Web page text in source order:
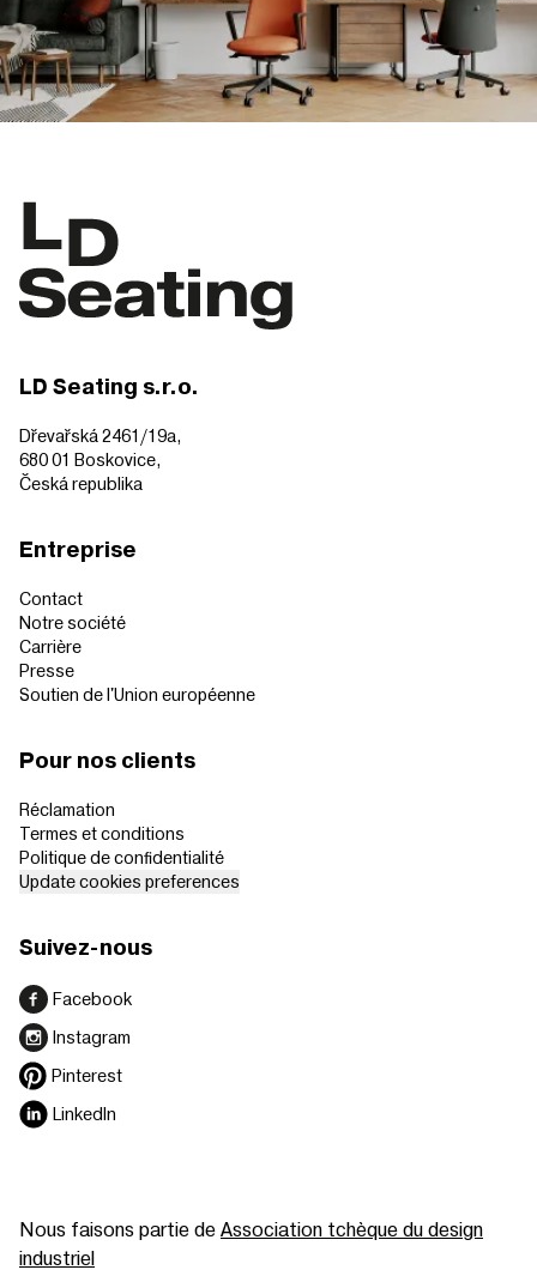
LD Seating s.r.o.
Dřevařská 2461/19a,
680 01 Boskovice,
Česká republika
Entreprise
Contact
Notre société
Carrière
Presse
Soutien de l'Union européenne
Pour nos clients
Réclamation
Termes et conditions
Politique de confidentialité
Update cookies preferences
Suivez-nous
Facebook
Instagram
Pinterest
LinkedIn
Nous faisons partie deAssociation tchèque du design
industriel